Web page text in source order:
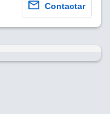
Contactar